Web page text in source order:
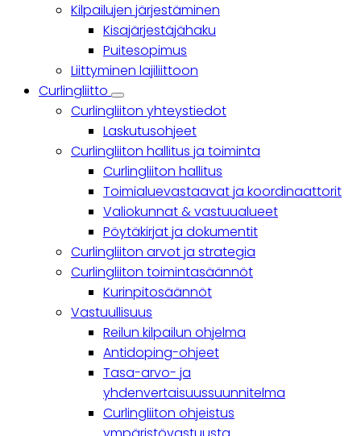
Kilpailujen järjestäminen
Kisajärjestäjähaku
Puitesopimus
Liittyminen lajiliittoon
Curlingliitto
Curlingliitto
sub-
navigation
Curlingliiton yhteystiedot
Laskutusohjeet
Curlingliiton hallitus ja toiminta
Curlingliiton hallitus
Toimialuevastaavat ja koordinaattorit
Valiokunnat & vastuualueet
Pöytäkirjat ja dokumentit
Curlingliiton arvot ja strategia
Curlingliiton toimintasäännöt
Kurinpitosäännöt
Vastuullisuus
Reilun kilpailun ohjelma
Antidoping-ohjeet
Tasa-arvo- ja
yhdenvertaisuussuunnitelma
Curlingliiton ohjeistus